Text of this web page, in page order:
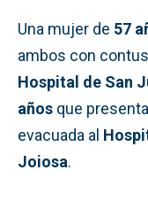
Una mujer de 57
ambos con
Hospital de San
años que
evacuada al
Joiosa.